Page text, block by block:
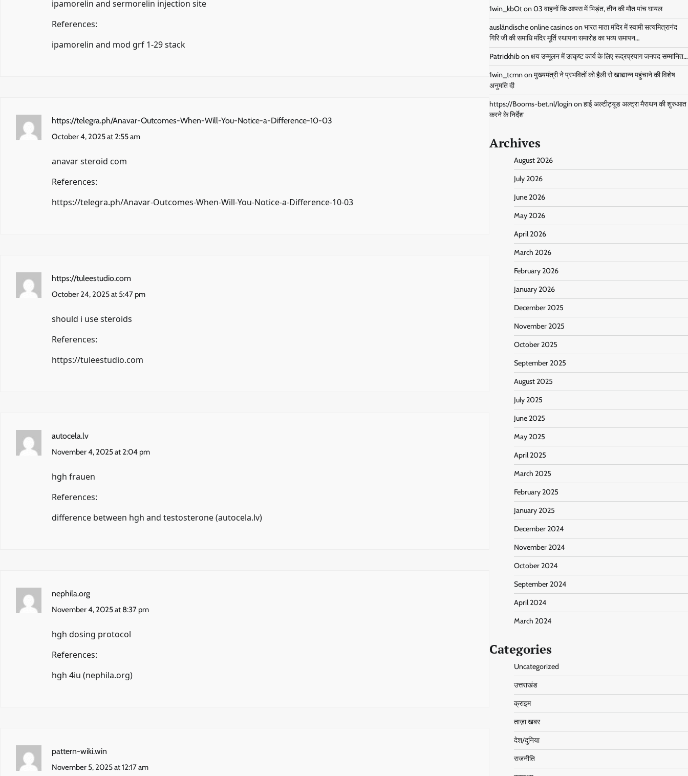
ipamorelin and sermorelin injection site
References:
ipamorelin and mod grf 1-29 stack
https://telegra.ph/Anavar-Outcomes-When-Will-You-Notice-a-Difference-10-03
October 4, 2025 at 2:55 am
anavar steroid com
References:
https://telegra.ph/Anavar-Outcomes-When-Will-You-Notice-a-Difference-10-03
https://tuleestudio.com
October 24, 2025 at 5:47 pm
should i use steroids
References:
https://tuleestudio.com
autocela.lv
November 4, 2025 at 2:04 pm
hgh frauen
References:
difference between hgh and testosterone (autocela.lv)
nephila.org
November 4, 2025 at 8:37 pm
hgh dosing protocol
References:
hgh 4iu (nephila.org)
pattern-wiki.win
November 5, 2025 at 12:17 am
1win_kbOton03 वाहनों कि आपस में भिड़ंत, तीन की मौत पांच घायल
ausländische online casinosonभारत माता मंदिर में स्वामी सत्यमित्रानंद
गिरि जी की समाधि मंदिर मूर्ति स्थापना समारोह का भव्य समापन…
Patrickhibonक्षय उन्मूलन में उत्कृष्ट कार्य के लिए रूद्रप्रयाग जनपद सम्मानित…
1win_tcmnonमुख्यमंत्री ने प्रभवितों को हैली से खाद्यान्न पहुंचाने की विशेष
अनुमति दी
https://Booms-bet.nl/loginonहाई अल्टीट्यूड अल्ट्रा मैराथन की शुरुआत
करने के निर्देश
Archives
August 2026
July 2026
June 2026
May 2026
April 2026
March 2026
February 2026
January 2026
December 2025
November 2025
October 2025
September 2025
August 2025
July 2025
June 2025
May 2025
April 2025
March 2025
February 2025
January 2025
December 2024
November 2024
October 2024
September 2024
April 2024
March 2024
Categories
Uncategorized
उत्तराखंड
क्राइम
ताज़ा खबर
देश/दुनिया
राजनीति